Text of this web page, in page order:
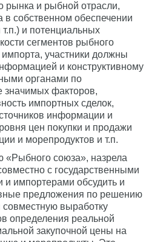
рынка и рыбной отрасли,
в собственном обеспечении
и потенциальных
сегментов рыбного
участники должны
и конструктивному
органами по
значимых факторов,
импортных сделок,
информации и
цен покупки и продажи
и морепродуктов и т.п.
«Рыбного союза», назрела
с государственными
импортерами обсудить и
предложения по решению
совместную выработку
определения реальной
закупочной цены на